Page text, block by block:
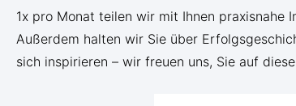
1x pro Monat teilen wir mit Ihnen praxisnahe
Außerdem halten wir Sie über
sich inspirieren – wir freuen uns, Sie auf